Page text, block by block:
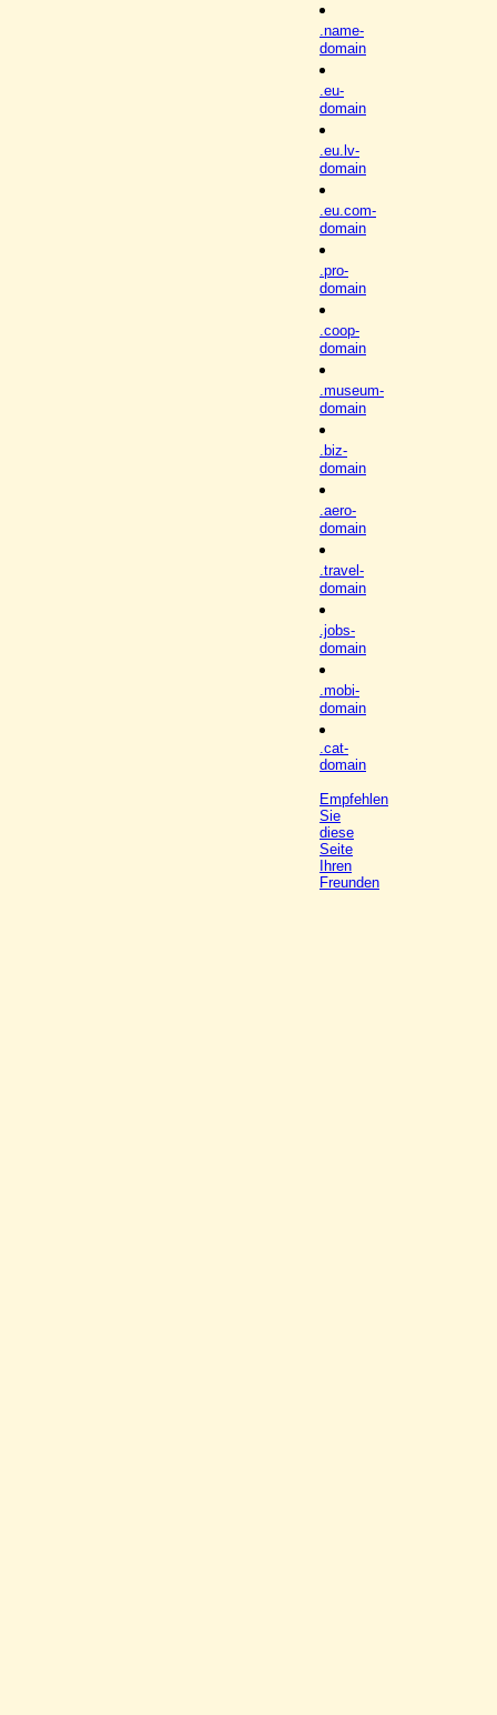
.name-
domain
.eu-
domain
.eu.lv-
domain
.eu.com-
domain
.pro-
domain
.coop-
domain
.museum-
domain
.biz-
domain
.aero-
domain
.travel-
domain
.jobs-
domain
.mobi-
domain
.cat-
domain
Empfehlen
Sie
diese
Seite
Ihren
Freunden